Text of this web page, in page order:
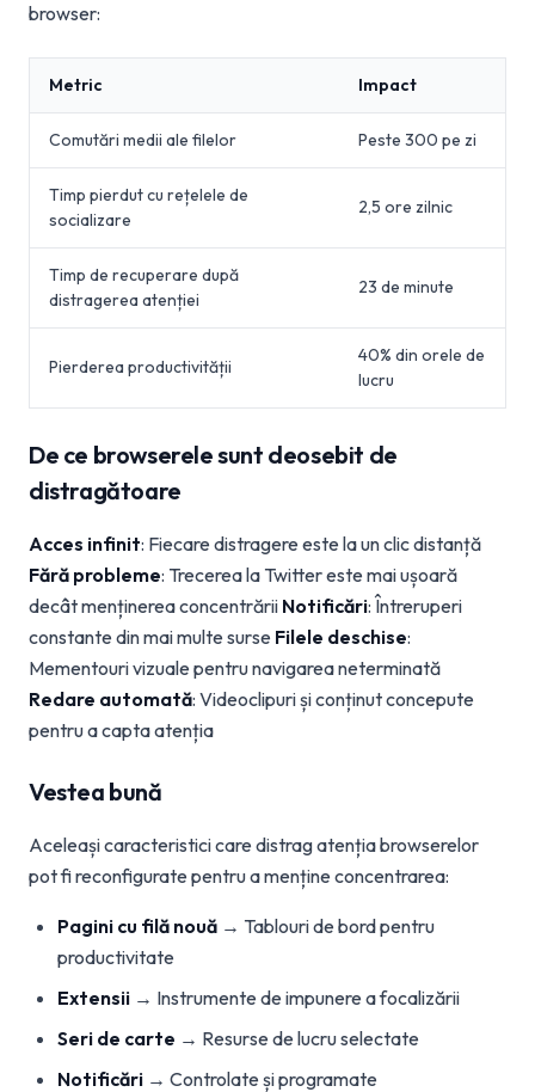
browser:
Metric Impact
Comutări medii ale filelor Peste 300 pe zi
Timp pierdut cu rețelele de
socializare
2,5 ore zilnic
Timp de recuperare după
distragerea atenției
23 de minute
Pierderea productivității
40% din orele de
lucru
De ce browserele sunt deosebit de
distragătoare
Acces infinit: Fiecare distragere este la un clic distanță
Fără probleme: Trecerea la Twitter este mai ușoară
decât menținerea concentrării Notificări: Întreruperi
constante din mai multe surse Filele deschise:
Mementouri vizuale pentru navigarea neterminată
Redare automată: Videoclipuri și conținut concepute
pentru a capta atenția
Vestea bună
Aceleași caracteristici care distrag atenția browserelor
pot fi reconfigurate pentru a menține concentrarea:
Pagini cu filă nouă → Tablouri de bord pentru
productivitate
Extensii → Instrumente de impunere a focalizării
Seri de carte → Resurse de lucru selectate
Notificări → Controlate și programate